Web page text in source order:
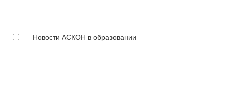
Новости АСКОН в образовании